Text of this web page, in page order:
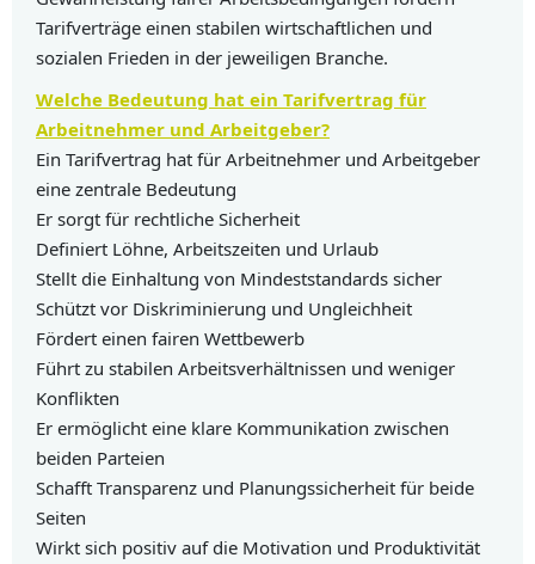
Tarifverträge einen stabilen wirtschaftlichen und
sozialen Frieden in der jeweiligen Branche.
Welche Bedeutung hat ein Tarifvertrag für
Arbeitnehmer und Arbeitgeber?
Ein Tarifvertrag hat für Arbeitnehmer und Arbeitgeber
eine zentrale Bedeutung
Er sorgt für rechtliche Sicherheit
Definiert Löhne, Arbeitszeiten und Urlaub
Stellt die Einhaltung von Mindeststandards sicher
Schützt vor Diskriminierung und Ungleichheit
Fördert einen fairen Wettbewerb
Führt zu stabilen Arbeitsverhältnissen und weniger
Konflikten
Er ermöglicht eine klare Kommunikation zwischen
beiden Parteien
Schafft Transparenz und Planungssicherheit für beide
Seiten
Wirkt sich positiv auf die Motivation und Produktivität